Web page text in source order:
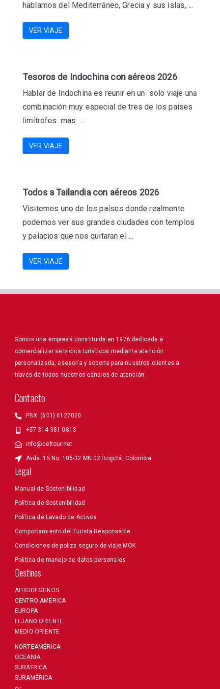
hablamos del Mediterráneo, Grecia y sus islas, ...
VER VIAJE
Tesoros de Indochina con aéreos 2026
Hablar de Indochina es reunir en un solo viaje una
combinación muy especial de tres de los países
limítrofes mas ...
VER VIAJE
Todos a Tailandia con aéreos 2026
Visitemos uno de los países donde realmente
podemos ver sus grandes ciudades con templos
y palacios que nos quitaran el ...
VER VIAJE
Somos una empresa constituida en 1976 dedicada a
comercializar servicios turísticos mediante atención
personalizada, asesoría y soporte para nuestros clientes a
través de todos nuestros canales de atención.
Contacto
PBX: (601) 6127020
+57 314 381 0813
info@celtour.net
Avda. 15 No. 106-32 MN 02 Bogotá, Colombia
Legal
Manual de Sostenibilidad
Política de Sostenibilidad
Política de Lavado de Activos
Comportamiento del Turista Responsable
Condiciones de poliza seguro de viaje MOK
Politica de manejo de datos personales
Destinos
AERODESTINOS
CENTRO AMÉRICA
EUROPA
LEJANO ORIENTE
MEDIO ORIENTE
NORTEAMÉRICA
OCEANIA
SURAFRICA
SURAMÉRICA